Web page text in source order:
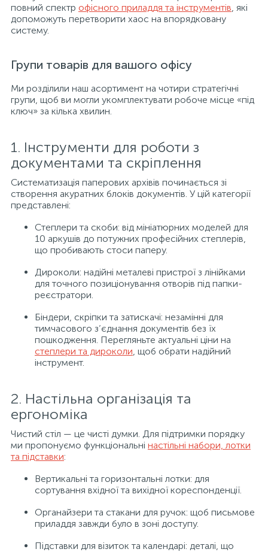
повний спектр офісного приладдя та інструментів, які
допоможуть перетворити хаос на впорядковану
систему.
Групи товарів для вашого офісу
Ми розділили наш асортимент на чотири стратегічні
групи, щоб ви могли укомплектувати робоче місце «під
ключ» за кілька хвилин.
1. Інструменти для роботи з
документами та скріплення
Систематизація паперових архівів починається зі
створення акуратних блоків документів. У цій категорії
представлені:
Степлери та скоби: від мініатюрних моделей для
10 аркушів до потужних професійних степлерів,
що пробивають стоси паперу.
Дироколи: надійні металеві пристрої з лінійками
для точного позиціонування отворів під папки-
реєстратори.
Біндери, скріпки та затискачі: незамінні для
тимчасового з’єднання документів без їх
пошкодження. Перегляньте актуальні ціни на
степлери та дироколи, щоб обрати надійний
інструмент.
2. Настільна організація та
ергономіка
Чистий стіл — це чисті думки. Для підтримки порядку
ми пропонуємо функціональні настільні набори, лотки
та підставки:
Вертикальні та горизонтальні лотки: для
сортування вхідної та вихідної кореспонденції.
Органайзери та стакани для ручок: щоб письмове
приладдя завжди було в зоні доступу.
Підставки для візиток та календарі: деталі, що